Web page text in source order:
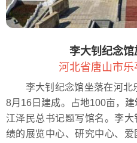
李大钊纪念
河北省唐山市
李大钊纪念馆坐落在河北
8月16日建成。占地100亩，
江泽民总书记题写馆名。李
绩的展览中心、研究中心、爱